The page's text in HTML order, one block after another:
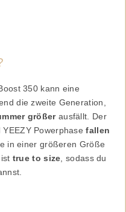
350 kann eine
die zweite Generation,
größerausfällt. Der
YEEZY Powerphasefallen
in einer größeren Größe
true to size, sodass du